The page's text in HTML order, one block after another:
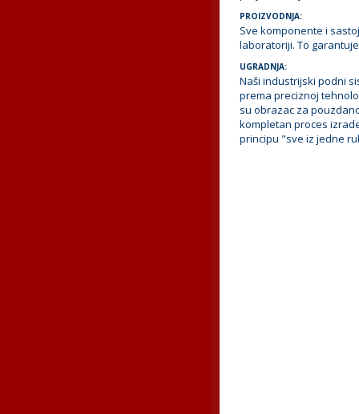
PROIZVODNJA:
Sve komponente i
laboratoriji. To
UGRADNJA:
Naši industrijski podni
prema preciznoj
su obrazac za
kompletan proces
principu "sve iz jedne